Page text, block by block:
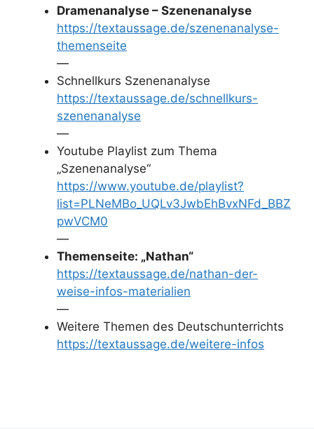
Dramenanalyse – Szenenanalyse
https://textaussage.de/szenenanalyse-
themenseite
—
Schnellkurs Szenenanalyse
https://textaussage.de/schnellkurs-
szenenanalyse
—
Youtube Playlist zum Thema
„Szenenanalyse“
https://www.youtube.de/playlist?
list=PLNeMBo_UQLv3JwbEhBvxNFd_BBZ
pwVCM0
—
Themenseite: „Nathan“
https://textaussage.de/nathan-der-
weise-infos-materialien
—
Weitere Themen des Deutschunterrichts
https://textaussage.de/weitere-infos